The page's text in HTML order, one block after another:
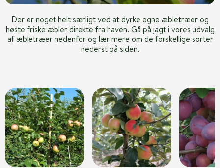
Der er noget helt særligt ved at dyrke egne æbletræer og
høste friske æbler direkte fra haven. Gå på jagt i vores udvalg
af æbletræer nedenfor og lær mere om de forskellige sorter
nederst på siden.